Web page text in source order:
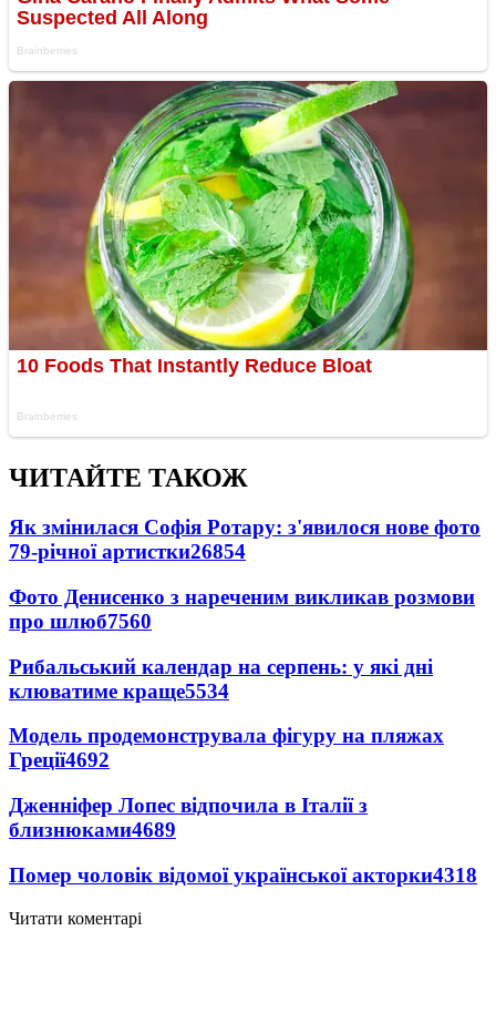
ЧИТАЙТЕ ТАКОЖ
Як змінилася Софія Ротару: з'явилося нове фото
79-річної артистки26854
Фото Денисенко з нареченим викликав розмови
про шлюб7560
Рибальський календар на серпень: у які дні
клюватиме краще5534
Модель продемонструвала фігуру на пляжах
Греції4692
Дженніфер Лопес відпочила в Італії з
близнюками4689
Помер чоловік відомої української акторки4318
Читати коментарі